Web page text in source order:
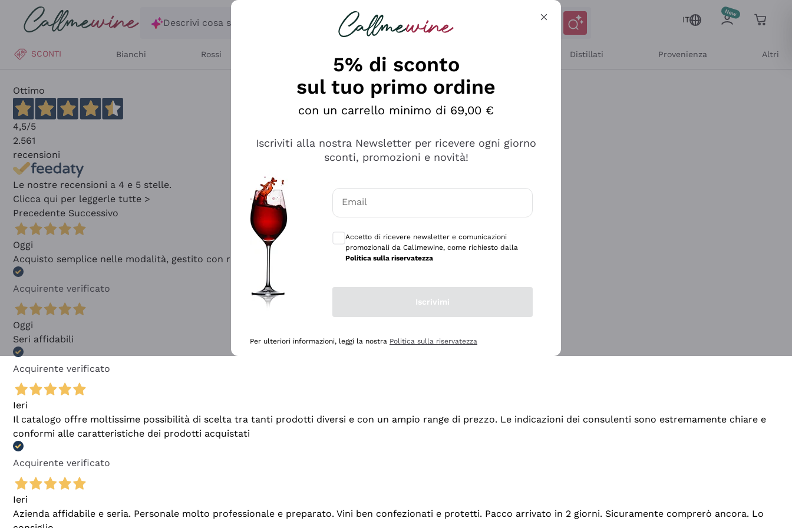
Salta al contenuto principale
Descrivi cosa stai cercando
IT
SCONTI Bianchi Rossi Distillati Provenienza Altri
Ottimo
4,5/5
2.561
recensioni
Le nostre recensioni a 4 e 5 stelle.
Clicca qui per leggerle tutte >
Precedente Successivo
Oggi
Acquisto semplice nelle modalità, gestito con rapidità e professionalità
Acquirente verificato
Oggi
Seri affidabili
Acquirente verificato
Ieri
Il catalogo offre moltissime possibilità di scelta tra tanti prodotti diversi e con un ampio range di prezzo. Le indicazioni dei consulenti sono estremamente chiare e
conformi alle caratteristiche dei prodotti acquistati
Acquirente verificato
Ieri
Azienda affidabile e seria. Personale molto professionale e preparato. Vini ben confezionati e protetti. Pacco arrivato in 2 giorni. Sicuramente comprerò ancora. Lo
5% di sconto
sul tuo primo ordine
con un carrello minimo di 69,00 €
Iscriviti alla nostra Newsletter per ricevere ogni giorno
sconti, promozioni e novità!
Email
Accetto di ricevere newsletter e comunicazioni
promozionali da Callmewine, come richiesto dalla
Politica sulla riservatezza
Iscrivimi
Per ulteriori informazioni, leggi la nostra Politica sulla riservatezza